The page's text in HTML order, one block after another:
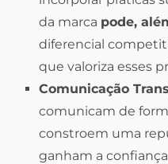
da marca pode,
diferencial
que valoriza esses
Comunicação
comunicam de
constroem uma
ganham a